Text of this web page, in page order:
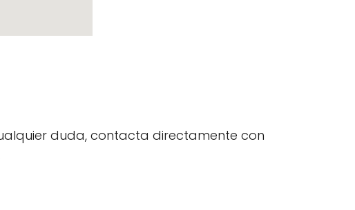
duda, contacta directamente con